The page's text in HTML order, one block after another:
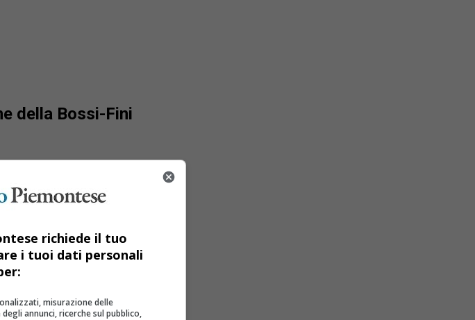
della Bossi-Fini
richiede il tuo
i tuoi dati personali
misurazione delle
annunci, ricerche sul pubblico,